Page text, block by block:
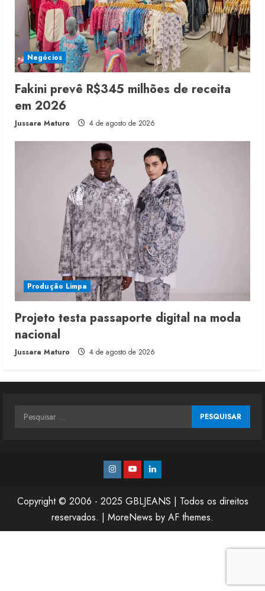
Negócios
Fakini prevê R$345 milhões de receita
em 2026
Jussara Maturo 4 de agosto de 2026
Produção Limpa
Projeto testa passaporte digital na moda
nacional
Jussara Maturo 4 de agosto de 2026
Pesquisar
Instagram
YoutubeLinkedin
Copyright © 2006 - 2025 GBLJEANS | Todos os direitos
reservados. | MoreNews by AF themes.